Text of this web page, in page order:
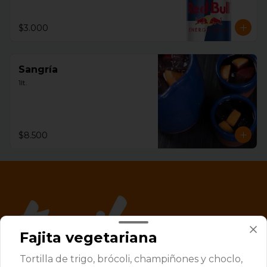
$3.000
Sangría
1lt.
$8.500
Fajita vegetariana
Tortilla de trigo, brócoli, champiñones y choclo,